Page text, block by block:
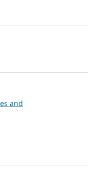
and